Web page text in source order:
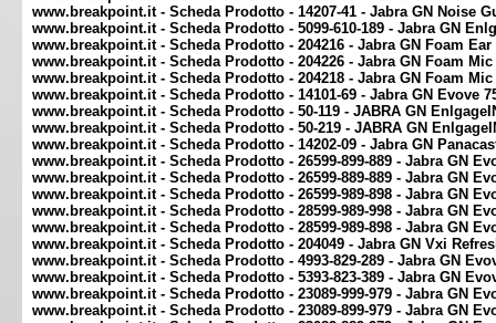
www.breakpoint.it - Scheda Prodotto - 14207-41 - Jabra GN Noise
www.breakpoint.it - Scheda Prodotto - 5099-610-189 - Jabra GN
www.breakpoint.it - Scheda Prodotto - 204216 - Jabra GN Foam
www.breakpoint.it - Scheda Prodotto - 204226 - Jabra GN Foam
www.breakpoint.it - Scheda Prodotto - 204218 - Jabra GN Foam
www.breakpoint.it - Scheda Prodotto - 14101-69 - Jabra GN Evove
www.breakpoint.it - Scheda Prodotto - 50-119 - JABRA GN
www.breakpoint.it - Scheda Prodotto - 50-219 - JABRA GN
www.breakpoint.it - Scheda Prodotto - 14202-09 - Jabra GN
www.breakpoint.it - Scheda Prodotto - 26599-899-889 - Jabra GN
www.breakpoint.it - Scheda Prodotto - 26599-889-889 - Jabra GN
www.breakpoint.it - Scheda Prodotto - 26599-989-898 - Jabra GN
www.breakpoint.it - Scheda Prodotto - 28599-989-998 - Jabra GN
www.breakpoint.it - Scheda Prodotto - 28599-989-898 - Jabra GN
www.breakpoint.it - Scheda Prodotto - 204049 - Jabra GN Vxi
www.breakpoint.it - Scheda Prodotto - 4993-829-289 - Jabra GN
www.breakpoint.it - Scheda Prodotto - 5393-823-389 - Jabra GN
www.breakpoint.it - Scheda Prodotto - 23089-999-979 - Jabra GN
www.breakpoint.it - Scheda Prodotto - 23089-899-979 - Jabra GN